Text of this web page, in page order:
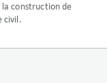
construction de
civil.